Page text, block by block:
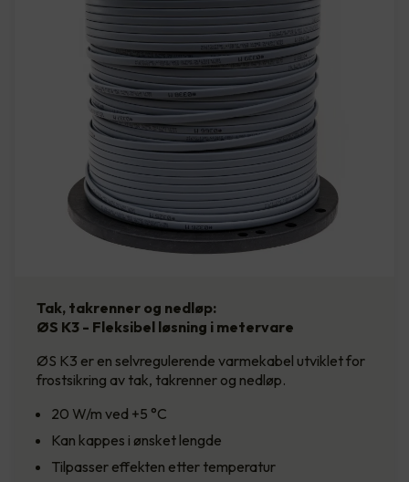
Tak, takrenner og nedløp:
ØS K3 - Fleksibel løsning i metervare
ØS K3 er en selvregulerende varmekabel utviklet for
frostsikring av tak, takrenner og nedløp.
20 W/m ved +5 °C
Kan kappes i ønsket lengde
Tilpasser effekten etter temperatur